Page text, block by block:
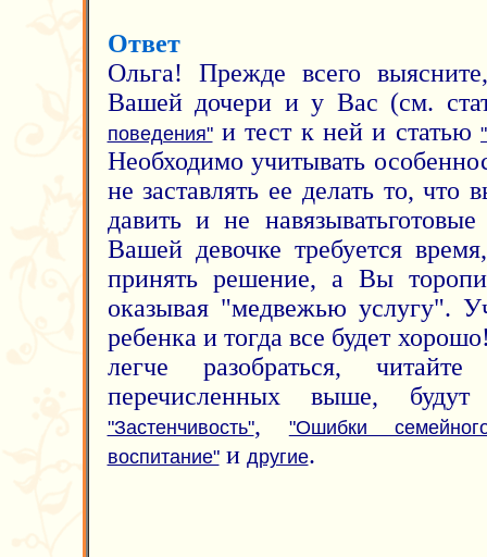
Ответ
Ольга! Прежде всего
Вашей дочери и у Вас (см.
поведения"и тест к ней и статью
Необходимо учитывать
не заставлять ее делать то, что
давить и не
Вашей девочке требуется
принять решение, а Вы
оказывая "медвежью услугу".
ребенка и тогда все будет
легче разобраться,
перечисленных выше,
"Застенчивость",
"Ошибки
воспитание"и другие.